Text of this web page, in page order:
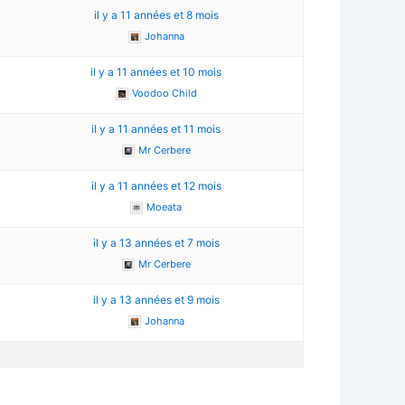
il y a 11 années et 8 mois
Johanna
il y a 11 années et 10 mois
Voodoo Child
il y a 11 années et 11 mois
Mr Cerbere
il y a 11 années et 12 mois
Moeata
il y a 13 années et 7 mois
Mr Cerbere
il y a 13 années et 9 mois
Johanna